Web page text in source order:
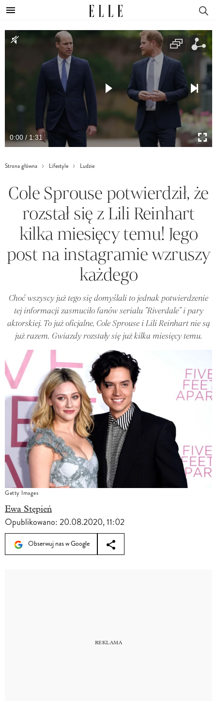
0:00 / 1:31
Strona główna Lifestyle Ludzie
Cole Sprouse potwierdził, że
rozstał się z Lili Reinhart
kilka miesięcy temu! Jego
post na instagramie wzruszy
każdego
Choć wszyscy już tego się domyślali to jednak potwierdzenie
tej informacji zasmuciło fanów serialu "Riverdale" i pary
aktorskiej. To już oficjalne, Cole Sprouse i Lili Reinhart nie są
już razem. Gwiazdy rozstały się już kilka miesięcy temu.
Getty Images
Ewa Stępień
Opublikowano:20.08.2020, 11:02
Obserwuj nas w Google